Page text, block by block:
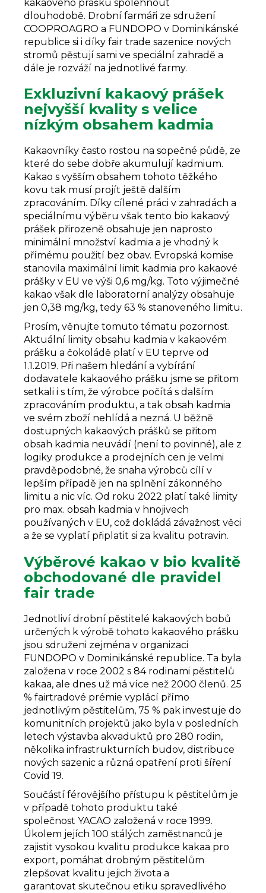
kakaového prášku spolehnout
dlouhodobě. Drobní farmáři ze sdružení
COOPROAGRO a FUNDOPO v Dominikánské
republice si i díky fair trade sazenice nových
stromů pěstují sami ve speciální zahradě a
dále je rozváží na jednotlivé farmy.
Exkluzivní kakaový prášek
nejvyšší kvality s velice
nízkým obsahem kadmia
Kakaovníky často rostou na sopečné půdě, ze
které do sebe dobře akumulují kadmium.
Kakao s vyšším obsahem tohoto těžkého
kovu tak musí projít ještě dalším
zpracováním. Díky cílené práci v zahradách a
speciálnímu výběru však tento bio kakaový
prášek přirozeně obsahuje jen naprosto
minimální množství kadmia a je vhodný k
přímému použití bez obav. Evropská komise
stanovila maximální limit kadmia pro kakaové
prášky v EU ve výši 0,6 mg/kg. Toto výjimečné
kakao však dle laboratorní analýzy obsahuje
jen 0,38 mg/kg, tedy 63 % stanoveného limitu.
Prosím, věnujte tomuto tématu pozornost.
Aktuální limity obsahu kadmia v kakaovém
prášku a čokoládě platí v EU teprve od
1.1.2019. Při našem hledání a vybírání
dodavatele kakaového prášku jsme se přitom
setkali i s tím, že výrobce počítá s dalším
zpracováním produktu, a tak obsah kadmia
ve svém zboží nehlídá a nezná. U běžně
dostupných kakaových prášků se přitom
obsah kadmia neuvádí (není to povinné), ale z
logiky produkce a prodejních cen je velmi
pravděpodobné, že snaha výrobců cílí v
lepším případě jen na splnění zákonného
limitu a nic víc. Od roku 2022 platí také limity
pro max. obsah kadmia v hnojivech
používaných v EU, což dokládá závažnost věci
a že se vyplatí připlatit si za kvalitu potravin.
Výběrové kakao v bio kvalitě
obchodované dle pravidel
fair trade
Jednotliví drobní pěstitelé kakaových bobů
určených k výrobě tohoto kakaového prášku
jsou sdruženi zejména v organizaci
FUNDOPO v Dominikánské republice. Ta byla
založena v roce 2002 s 84 rodinami pěstitelů
kakaa, ale dnes už má více než 2000 členů. 25
% fairtradové prémie vyplácí přímo
jednotlivým pěstitelům, 75 % pak investuje do
komunitních projektů jako byla v posledních
letech výstavba akvaduktů pro 280 rodin,
několika infrastrukturních budov, distribuce
nových sazenic a různá opatření proti šíření
Covid 19.
Součástí férovějšího přístupu k pěstitelům je
v případě tohoto produktu také
společnost YACAO založená v roce 1999.
Úkolem jejích 100 stálých zaměstnanců je
zajistit vysokou kvalitu produkce kakaa pro
export, pomáhat drobným pěstitelům
zlepšovat kvalitu jejich života a
garantovat skutečnou etiku spravedlivého